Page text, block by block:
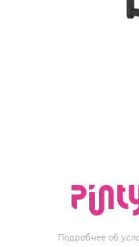
Подробнее об